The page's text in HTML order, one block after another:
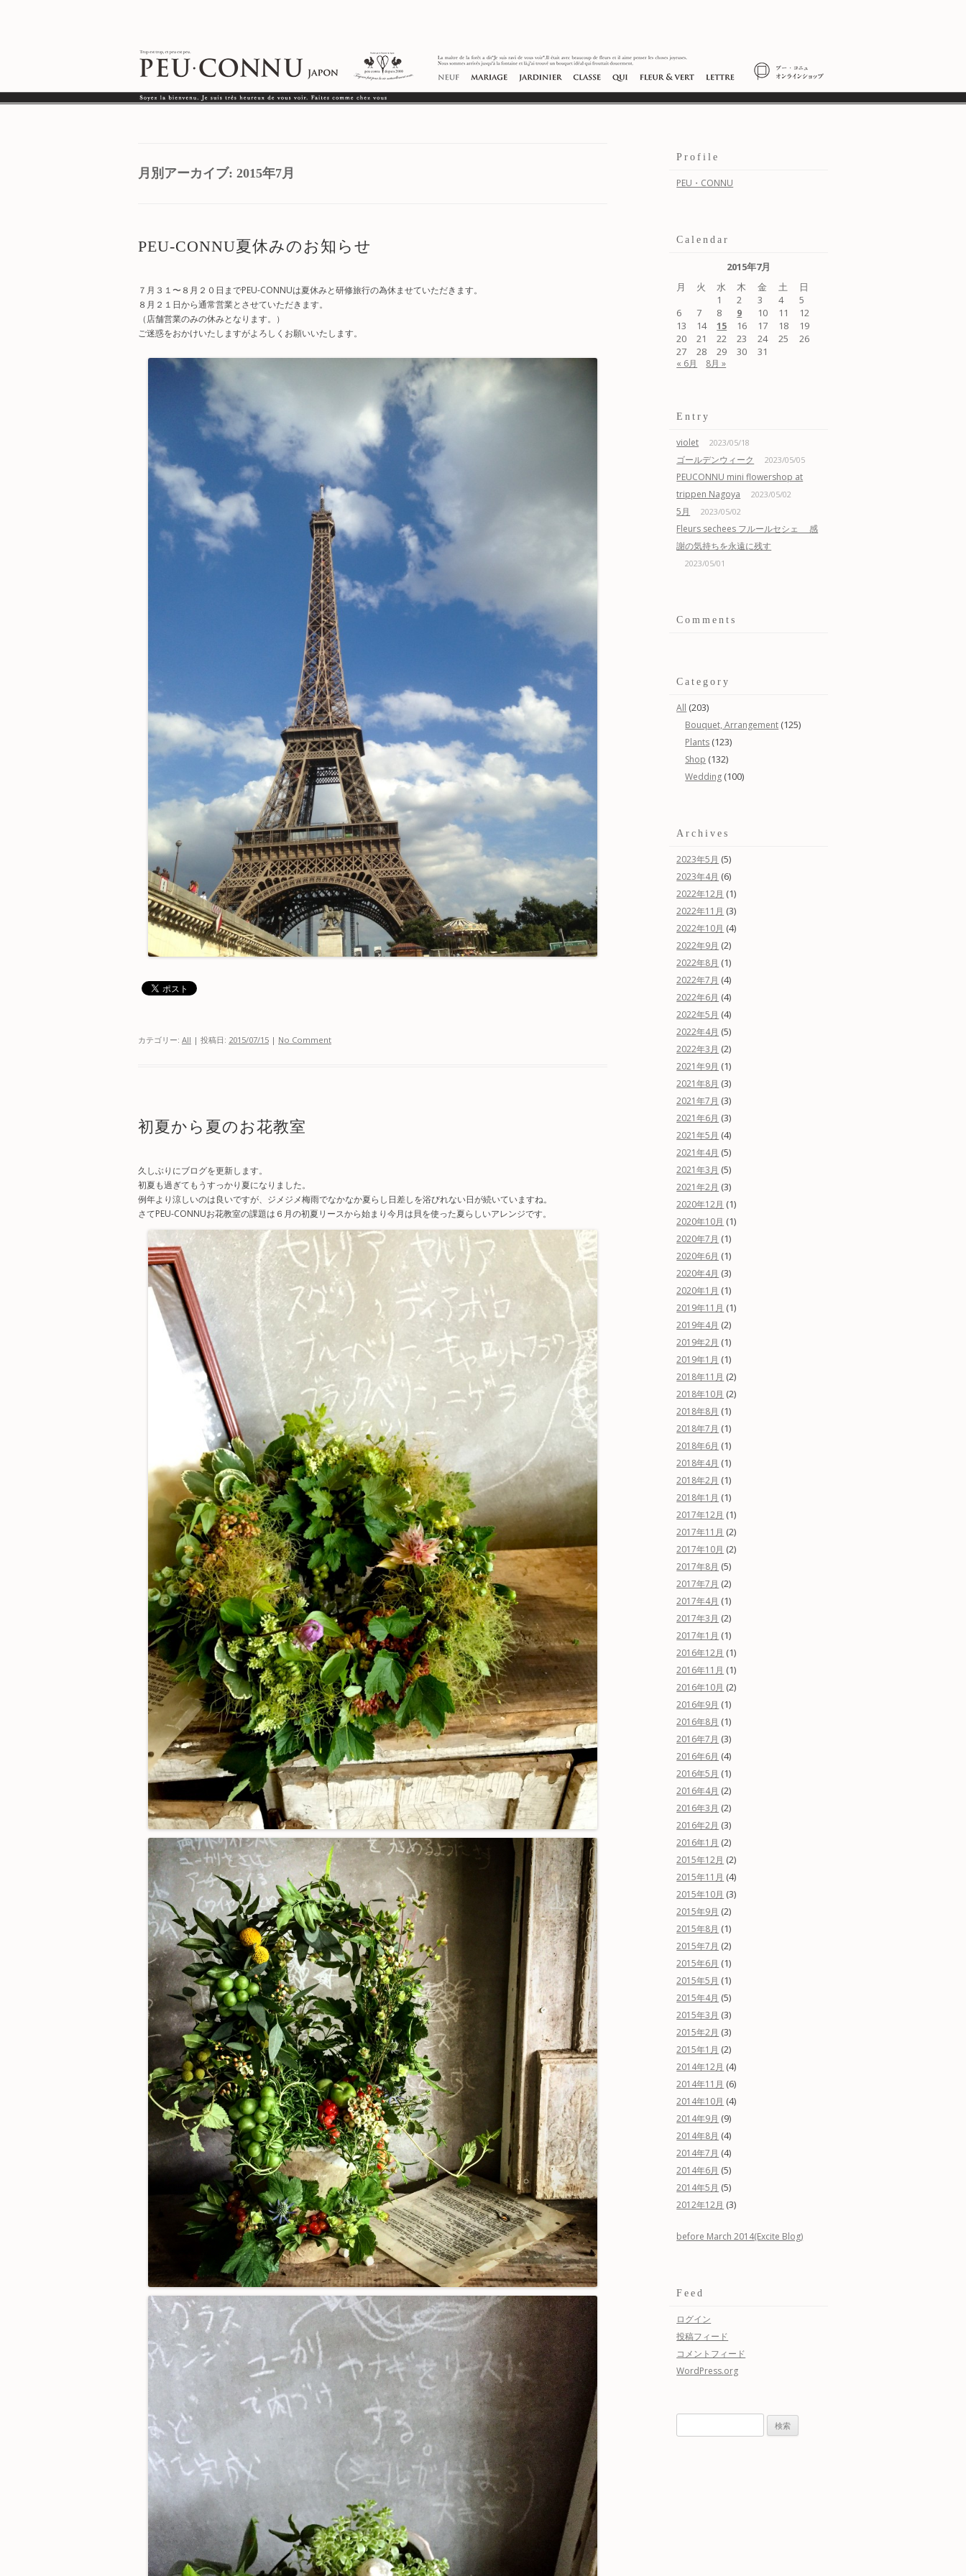
月別アーカイブ: 2015年7月
PEU-CONNU夏休みのお知らせ
７月３１〜８月２０日までPEU-CONNUは夏休みと研修旅行の為休ませていただきます。
８月２１日から通常営業とさせていただきます。
（店舗営業のみの休みとなります。）
ご迷惑をおかけいたしますがよろしくお願いいたします。
カテゴリー: All | 投稿日: 2015/07/15 | No Comment
初夏から夏のお花教室
久しぶりにブログを更新します。
初夏も過ぎてもうすっかり夏になりました。
例年より涼しいのは良いですが、ジメジメ梅雨でなかなか夏らし日差しを浴びれない日が続いていますね。
さてPEU-CONNUお花教室の課題は６月の初夏リースから始まり今月は貝を使った夏らしいアレンジです。
Profile
PEU・CONNU
Calendar
2015年7月
月
火 水 木 金 土
日
1
2 3 4
5
6
7 8 9 10 11
12
13
14 15 16 17 18
19
20
21 22 23 24 25
26
27
28 29 30 31
« 6月 8月 »
Entry
violet 2023/05/18
ゴールデンウィーク 2023/05/05
PEUCONNU mini flowershop at
trippen Nagoya
2023/05/02
5月 2023/05/02
Fleurs sechees フルールセシェ 感
謝の気持ちを永遠に残す
2023/05/01
Comments
Category
All (203)
Bouquet, Arrangement (125)
Plants (123)
Shop (132)
Wedding (100)
Archives
2023年5月 (5)
2023年4月 (6)
2022年12月 (1)
2022年11月 (3)
2022年10月 (4)
2022年9月 (2)
2022年8月 (1)
2022年7月 (4)
2022年6月 (4)
2022年5月 (4)
2022年4月 (5)
2022年3月 (2)
2021年9月 (1)
2021年8月 (3)
2021年7月 (3)
2021年6月 (3)
2021年5月 (4)
2021年4月 (5)
2021年3月 (5)
2021年2月 (3)
2020年12月 (1)
2020年10月 (1)
2020年7月 (1)
2020年6月 (1)
2020年4月 (3)
2020年1月 (1)
2019年11月 (1)
2019年4月 (2)
2019年2月 (1)
2019年1月 (1)
2018年11月 (2)
2018年10月 (2)
2018年8月 (1)
2018年7月 (1)
2018年6月 (1)
2018年4月 (1)
2018年2月 (1)
2018年1月 (1)
2017年12月 (1)
2017年11月 (2)
2017年10月 (2)
2017年8月 (5)
2017年7月 (2)
2017年4月 (1)
2017年3月 (2)
2017年1月 (1)
2016年12月 (1)
2016年11月 (1)
2016年10月 (2)
2016年9月 (1)
2016年8月 (1)
2016年7月 (3)
2016年6月 (4)
2016年5月 (1)
2016年4月 (2)
2016年3月 (2)
2016年2月 (3)
2016年1月 (2)
2015年12月 (2)
2015年11月 (4)
2015年10月 (3)
2015年9月 (2)
2015年8月 (1)
2015年7月 (2)
2015年6月 (1)
2015年5月 (1)
2015年4月 (5)
2015年3月 (3)
2015年2月 (3)
2015年1月 (2)
2014年12月 (4)
2014年11月 (6)
2014年10月 (4)
2014年9月 (9)
2014年8月 (4)
2014年7月 (4)
2014年6月 (5)
2014年5月 (5)
2012年12月 (3)
before March 2014(Excite Blog)
Feed
ログイン
投稿フィード
コメントフィード
WordPress.org
索: